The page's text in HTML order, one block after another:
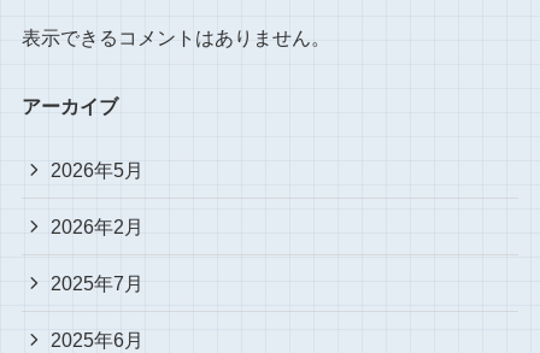
表示できるコメントはありません。
アーカイブ
2026年5月
2026年2月
2025年7月
2025年6月